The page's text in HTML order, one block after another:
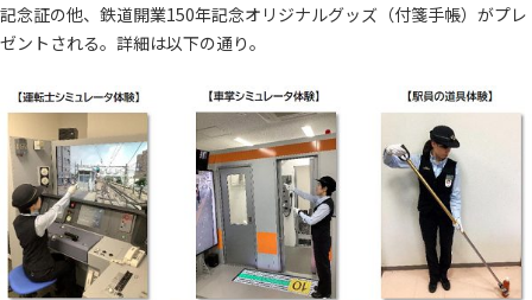
記念証の他、鉄道開業150年記念オリジナルグッズ（付箋手帳）がプレ
ゼントされる。詳細は以下の通り。